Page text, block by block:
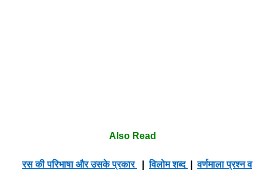
Also Read
रस की परिभाषा और उसके प्रकार |विलोम शब्द |वर्णमाला प्रश्न व